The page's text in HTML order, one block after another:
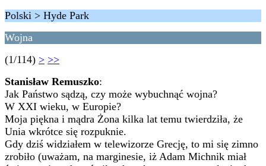
Polski > Hyde Park
Wojna
(1/114) > >>
Stanisław Remuszko:
Jak Państwo sądzą, czy może wybuchnąć wojna?
W XXI wieku, w Europie?
Moja piękna i mądra Żona kilka lat temu twierdziła, że
Unia wkrótce się rozpuknie.
Gdy dziś widziałem w telewizorze Grecję, to mi się zimno
zrobiło (uważam, na marginesie, iż Adam Michnik miał